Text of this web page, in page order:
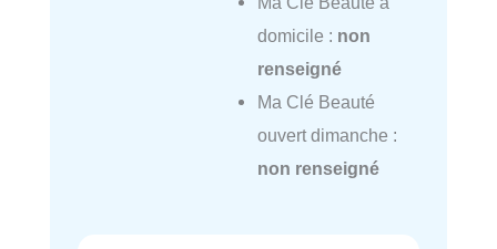
domicile : non
renseigné
Ma Clé Beauté
ouvert dimanche :
non renseigné